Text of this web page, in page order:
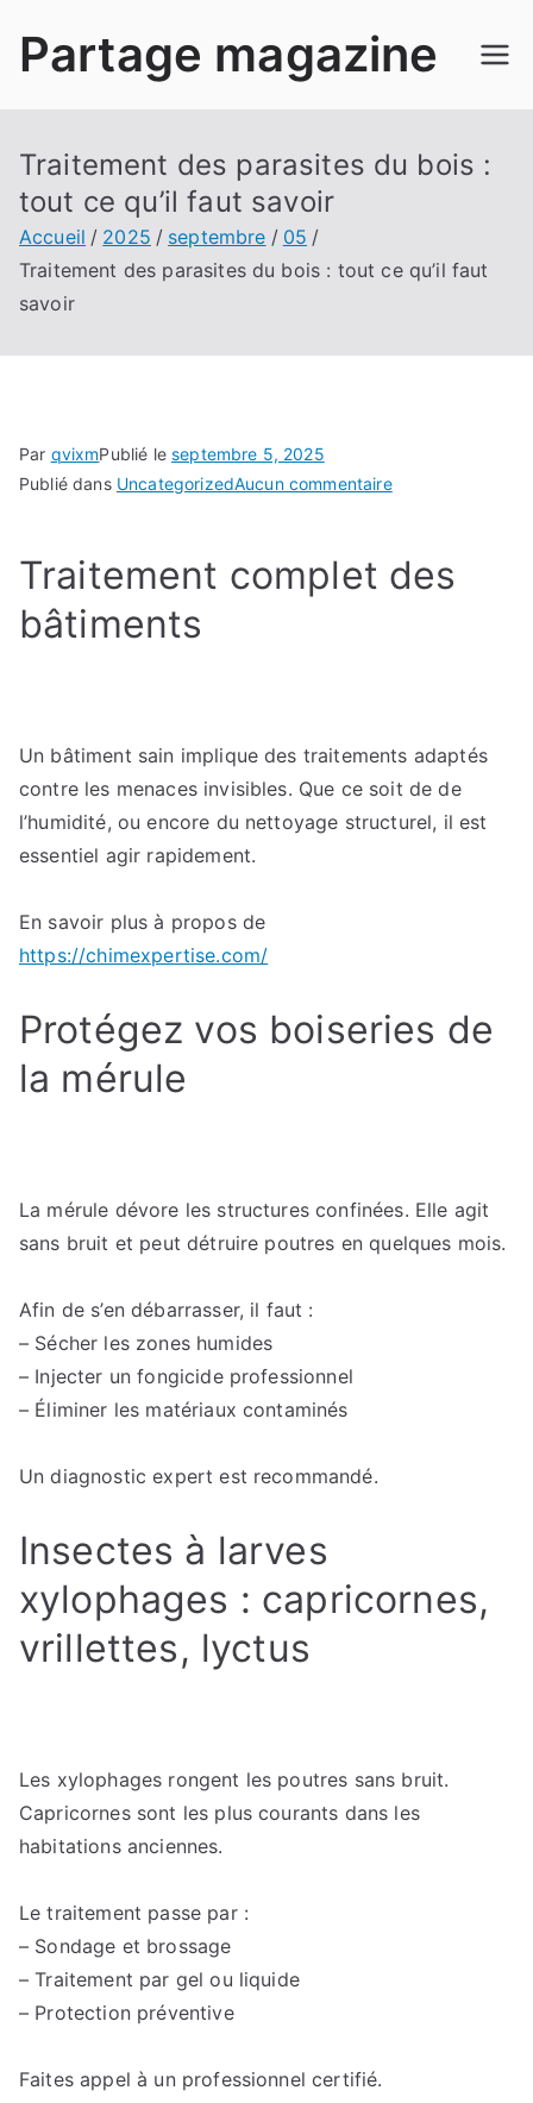
Partage magazine
Traitement des parasites du bois :
tout ce qu’il faut savoir
Accueil 2025 septembre
05
Traitement des parasites du bois : tout ce qu’il faut
savoir
Par qvixmPublié leseptembre 5, 2025
Publié dans UncategorizedAucun commentairesur
parasites
qu’il
faut
Traitement complet des
bâtiments
Un bâtiment sain implique des traitements adaptés
contre les menaces invisibles. Que ce soit de de
l’humidité, ou encore du nettoyage structurel, il est
essentiel agir rapidement.
En savoir plus à propos de
https://chimexpertise.com/
Protégez vos boiseries de
la mérule
La mérule dévore les structures confinées. Elle agit
sans bruit et peut détruire poutres en quelques mois.
Afin de s’en débarrasser, il faut :
– Sécher les zones humides
– Injecter un fongicide professionnel
– Éliminer les matériaux contaminés
Un diagnostic expert est recommandé.
Insectes à larves
xylophages : capricornes,
vrillettes, lyctus
Les xylophages rongent les poutres sans bruit.
Capricornes sont les plus courants dans les
habitations anciennes.
Le traitement passe par :
– Sondage et brossage
– Traitement par gel ou liquide
– Protection préventive
Faites appel à un professionnel certifié.